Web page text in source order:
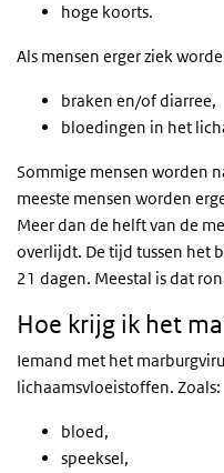
hoge koorts.
Als mensen erger ziek
braken en/of diarree,
bloedingen in het
Sommige mensen worden
meeste mensen worden
Meer dan de helft van de
overlijdt. De tijd tussen het
21 dagen. Meestal is dat
Hoe krijg ik het
Iemand met het
lichaamsvloeistoffen. Zoals:
bloed,
speeksel,